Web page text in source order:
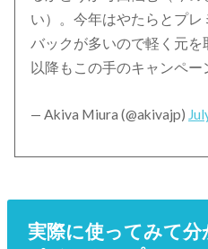
い）。今年はやたらとプレ
バックが多いので軽く元
以降もこの手のキャンペ
— Akiva Miura (@akivajp)
実際に使ってみて